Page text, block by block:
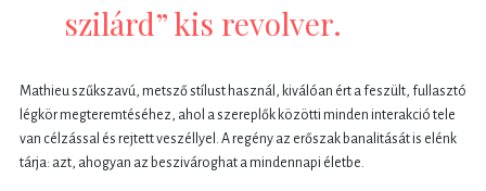
szilárd” kis revolver.
Mathieu szűkszavú, metsző stílust használ, kiválóan ért a feszült, fullasztó
légkör megteremtéséhez, ahol a szereplők közötti minden interakció tele
van célzással és rejtett veszéllyel. A regény az erőszak banalitását is elénk
tárja: azt, ahogyan az beszivároghat a mindennapi életbe.